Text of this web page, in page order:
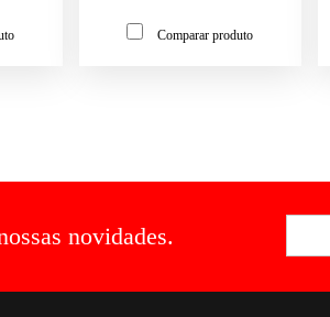
Comparar produto
novidades.